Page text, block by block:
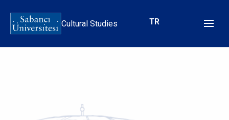
main
Cultural Studies TR